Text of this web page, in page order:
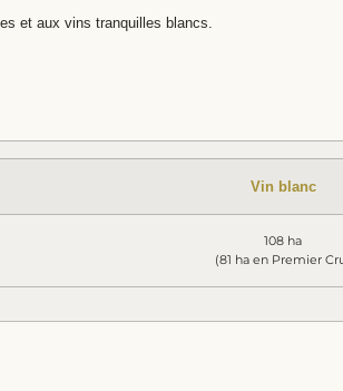
et aux vins tranquilles blancs.
Vin blanc
108 ha
(81 ha en Premier